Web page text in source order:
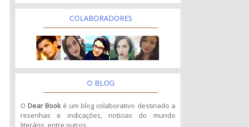
COLABORADORES
O BLOG
O Dear Book é um blog colaborativo destinado a
resenhas e indicações, noticias do mundo
literário, entre outros.